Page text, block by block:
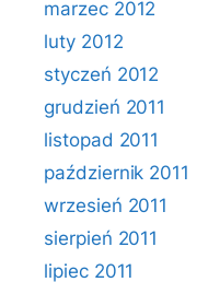
marzec 2012
luty 2012
styczeń 2012
grudzień 2011
listopad 2011
październik 2011
wrzesień 2011
sierpień 2011
lipiec 2011